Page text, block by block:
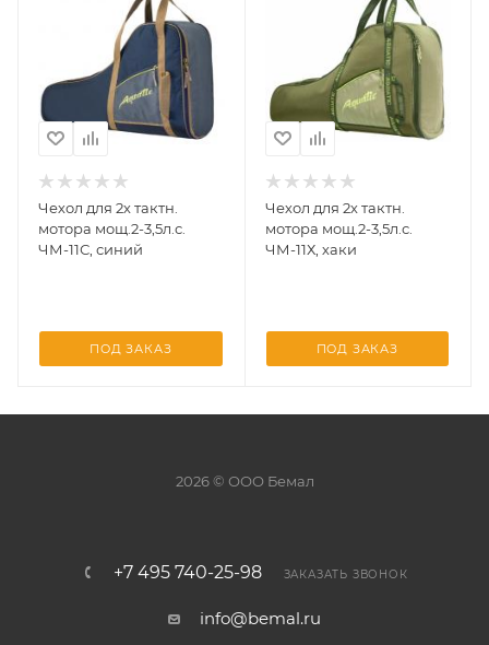
Чехол для 2х тактн.
мотора мощ.2-3,5л.с.
ЧМ-11С, синий
ПОД ЗАКАЗ
Чехол для 2х тактн.
мотора мощ.2-3,5л.с.
ЧМ-11Х, хаки
ПОД ЗАКАЗ
2026 © ООО Бемал
+7 495 740-25-98 ЗАКАЗАТЬ ЗВОНОК
info@bemal.ru